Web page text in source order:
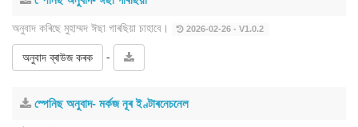
অনুবাদ কৰিছে মুহাম্মদ ঈছা গাৰছিয়া চাহাবে। 2026-02-26 - V1.0.2
অনুবাদ ব্ৰাউজ কৰক -
স্পেনিছ অনুবাদ- মৰ্কজ নূৰ ইণ্টাৰনেচনেল